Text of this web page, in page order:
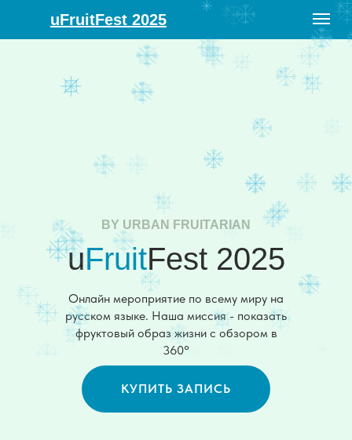
uFruitFest 2025
КУПИТЬ ЗАПИСЬ
BY URBAN FRUITARIAN
uFruitFest 2025
Онлайн мероприятие по всему миру на
русском языке. Наша миссия - показать
фруктовый образ жизни с обзором в
360°